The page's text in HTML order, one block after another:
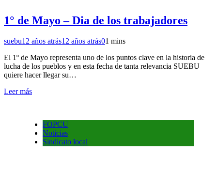
1° de Mayo – Dia de los trabajadores
suebu12 años atrás12 años atrás01 mins
El 1º de Mayo representa uno de los puntos clave en la historia de
lucha de los pueblos y en esta fecha de tanta relevancia SUEBU
quiere hacer llegar su…
Leer más
FOPCU
Noticias
Sindicato local